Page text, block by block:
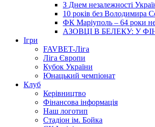
З Днем незалежності
10 років без Володимира
ФК Маріуполь – 64 роки
АЗОВЦІ В БЕЛЕКУ: У
Ігри
FAVBET-Ліга
Ліга Європи
Кубок України
Юнацький чемпіонат
Клуб
Керівництво
Фінансова інформація
Наш логотип
Стадіон ім. Бойка